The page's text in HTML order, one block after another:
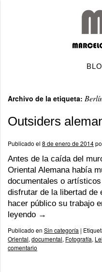
Archivo de la etiqueta:
Outsiders
Publicado el 8 de enero de 2014
Antes de la caída del
Oriental Alemana había
documentales o
disfrutar de la libertad de
hacer público su trabajo
leyendo →
Publicado en Sin categoría |
Oriental, documental, Fotografía,
comentario